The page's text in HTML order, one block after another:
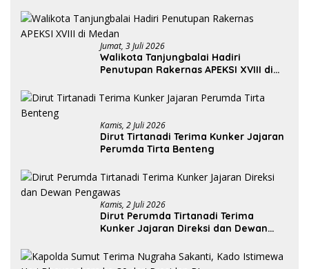
Jumat, 3 Juli 2026
Walikota Tanjungbalai Hadiri
Penutupan Rakernas APEKSI XVIII di
Kamis, 2 Juli 2026
Dirut Tirtanadi Terima Kunker Jajaran
Perumda Tirta Benteng
Kamis, 2 Juli 2026
Dirut Perumda Tirtanadi Terima
Kunker Jajaran Direksi dan Dewan